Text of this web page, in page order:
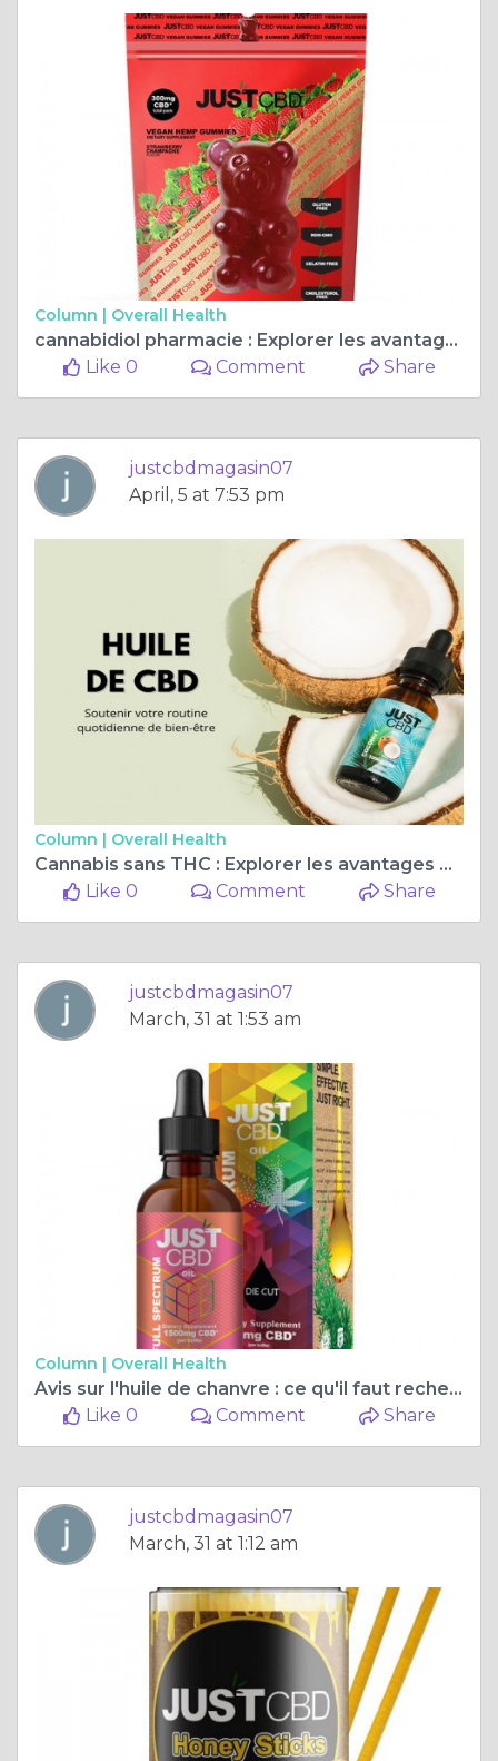
Column | Overall Health
cannabidiol pharmacie : Explorer les avantages et les utilisations des produits CBD
Like 0
Comment Share
justcbdmagasin07
April, 5 at 7:53 pm
Column | Overall Health
Cannabis sans THC : Explorer les avantages des produits CBD sans THC
Like 0
Comment Share
justcbdmagasin07
March, 31 at 1:53 am
Column | Overall Health
Avis sur l'huile de chanvre : ce qu'il faut rechercher dans un produit d'huile de chanvre de qualité
Like 0
Comment Share
justcbdmagasin07
March, 31 at 1:12 am